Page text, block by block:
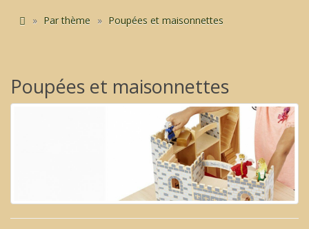
Par thème Poupées et maisonnettes
Poupées et maisonnettes